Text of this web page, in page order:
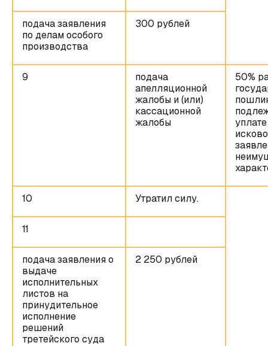
подача заявления
по делам особого
производства
300 рублей
9
подача
апелляционной
жалобы и (или)
кассационной
жалобы
50%
10 Утратил силу.
11
подача заявления о
выдаче
исполнительных
листов на
принудительное
исполнение
решений
третейского суда
2 250 рублей